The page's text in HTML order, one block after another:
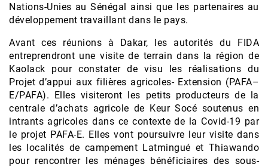
Nations-Unies au Sénégal ainsi que les partenaires au
développement travaillant dans le pays.
Avant ces réunions à Dakar, les autorités du FIDA
entreprendront une visite de terrain dans la région de
Kaolack pour constater de visu les réalisations du
Projet d’appui aux filières agricoles- Extension (PAFA–
E/PAFA). Elles visiteront les petits producteurs de la
centrale d’achats agricole de Keur Socé soutenus en
intrants agricoles dans ce contexte de la Covid-19 par
le projet PAFA-E. Elles vont poursuivre leur visite dans
les localités de campement Latmingué et Thiawando
pour rencontrer les ménages bénéficiaires des sous-